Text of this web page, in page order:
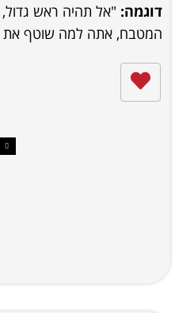
דוגמה: "אל תהיה ראש
המטבח, אתה למה שוטף את